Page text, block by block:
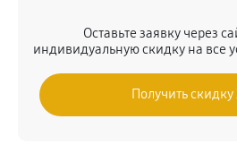
Замена платы отсека карты
4180 руб 60
Замена материнской платы
Оставьте заявку через
индивидуальную скидку на все
Получить